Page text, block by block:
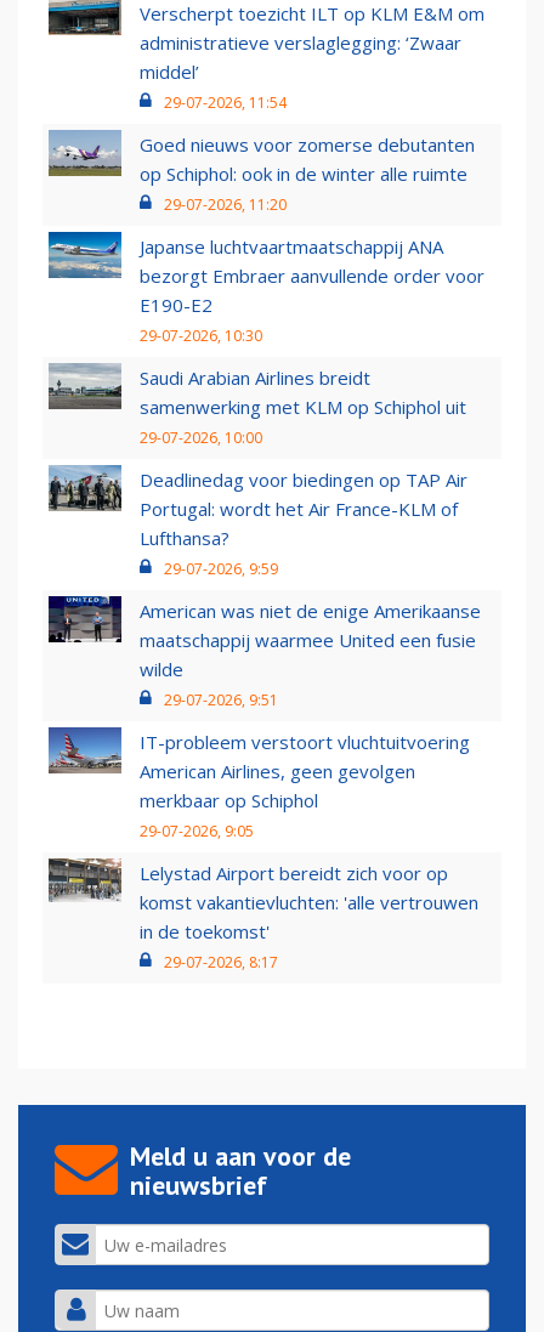
Verscherpt toezicht ILT op KLM E&M om
administratieve verslaglegging: ‘Zwaar
middel’
29-07-2026, 11:54
Goed nieuws voor zomerse debutanten
op Schiphol: ook in de winter alle ruimte
29-07-2026, 11:20
Japanse luchtvaartmaatschappij ANA
bezorgt Embraer aanvullende order voor
E190-E2
29-07-2026, 10:30
Saudi Arabian Airlines breidt
samenwerking met KLM op Schiphol uit
29-07-2026, 10:00
Deadlinedag voor biedingen op TAP Air
Portugal: wordt het Air France-KLM of
Lufthansa?
29-07-2026, 9:59
American was niet de enige Amerikaanse
maatschappij waarmee United een fusie
wilde
29-07-2026, 9:51
IT-probleem verstoort vluchtuitvoering
American Airlines, geen gevolgen
merkbaar op Schiphol
29-07-2026, 9:05
Lelystad Airport bereidt zich voor op
komst vakantievluchten: 'alle vertrouwen
in de toekomst'
29-07-2026, 8:17
Meld u aan voor de
nieuwsbrief